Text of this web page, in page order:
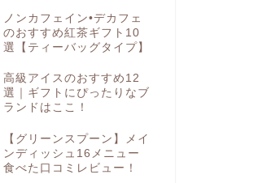
ノンカフェイン•デカフェ
のおすすめ紅茶ギフト10
選【ティーバッグタイプ】
高級アイスのおすすめ12
選｜ギフトにぴったりなブ
ランドはここ！
【グリーンスプーン】メイ
ンディッシュ16メニュー
食べた口コミレビュー！